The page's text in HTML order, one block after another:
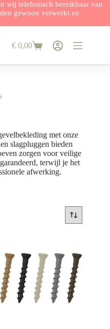
wij telefonisch bereikbaar van
gewoon verwerkt en
Winkelwagen
€ 0,00
met onze
slagpluggen bieden
zorgen voor veilige
terwijl je het
afwerking.